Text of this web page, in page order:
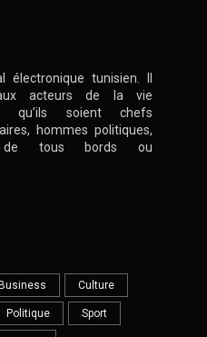
tunisien. Il
aux acteurs de la vie
qu’ils soient chefs
hommes politiques,
de tous bords ou
Business Culture
Politique Sport